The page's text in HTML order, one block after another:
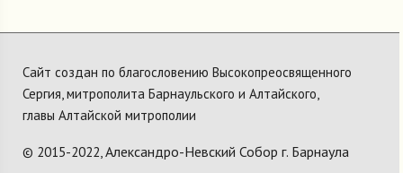
Сайт создан по благословению Высокопреосвященного
Сергия, митрополита Барнаульского и Алтайского,
главы Алтайской митрополии
© 2015-2022, Александро-Невский Собор г. Барнаула